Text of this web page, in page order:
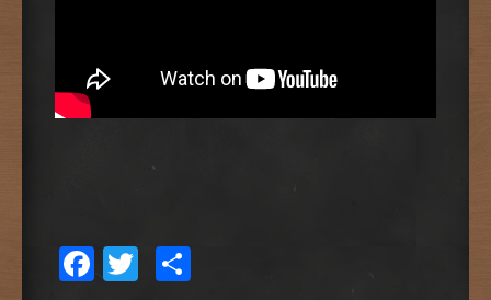
Facebook
Twitter